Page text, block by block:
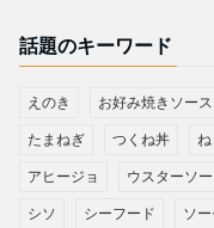
話題のキーワード
えのき お好み焼きソース
たまねぎ つくね丼 ね
アヒージョ ウスターソ
シソ シーフード ソ